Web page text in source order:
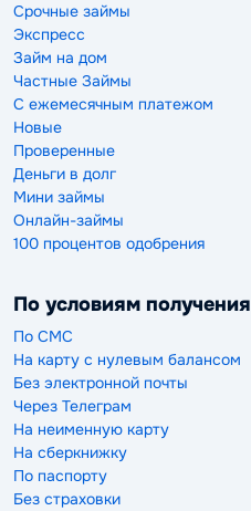
Срочные займы
Экспресс
Займ на дом
Частные Займы
С ежемесячным платежом
Новые
Проверенные
Деньги в долг
Мини займы
Онлайн-займы
100 процентов одобрения
По условиям получения
По СМС
На карту с нулевым балансом
Без электронной почты
Через Телеграм
На неименную карту
На сберкнижку
По паспорту
Без страховки